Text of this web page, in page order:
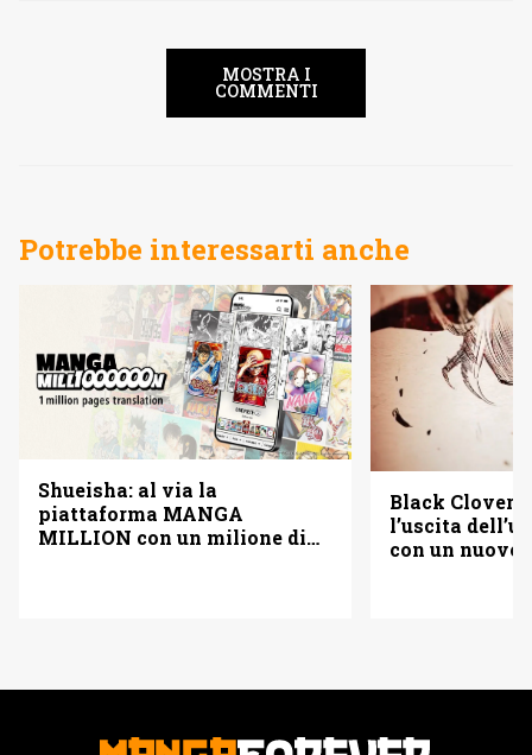
MOSTRA I
COMMENTI
Potrebbe interessarti anche
Shueisha: al via la
piattaforma MANGA
MILLION con un milione di
Black Clover
l’uscita
con un nuovo